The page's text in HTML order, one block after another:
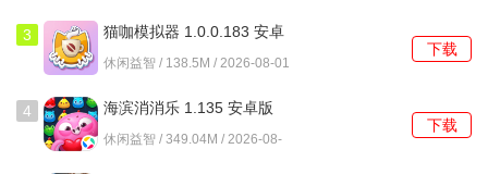
多样的活动和礼包奖励，玩家只需登录即可领取，轻松获得
丰厚的回报。
观察鱼群的游动规律，掌握不同鱼类的游动速度，精准发射
3
猫咖模拟器 1.0.0.183 安卓
版
休闲益智 / 138.5M / 2026-08-01
下载
4 海滨消消乐 1.135 安卓版
休闲益智 / 349.04M / 2026-08-
下载